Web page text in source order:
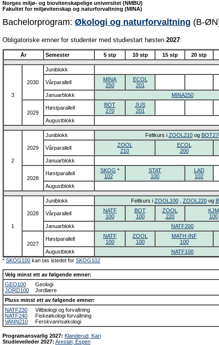
Norges miljø- og biovitenskapelige universitet (NMBU)
Fakultet for miljøvitenskap og naturforvaltning (MINA)
Bachelorprogram: Økologi og naturforvaltning (B-
Obligatoriske emner for studenter med studiestart høsten 2027:
År Semester 5 stp 10 stp 15 stp 20 stp
3
2030
Juniblokk
Vårparallell
MINA
250
ECOL
201
Januarblokk
MINA250
2029
Høstparallell
BOT
270
JUS
201
Augustblokk
2
2029
Juniblokk Feltkurs i ZOOL210og
Vårparallell
ZOOL
210
ECOL
200
Januarblokk
2028
Høstparallell SKOG *
102
STAT
100
LAD
102
Augustblokk
1
2028
Juniblokk Feltkurs i ZOOL100, ZOOL220og
Vårparallell
NATF
100
BOT
100
ZOOL
220
KJM
100
Januarblokk
NATF200
2027
Høstparallell
NATF
100
ZOOL
100
MATH-INF
100
Augustblokk
NATF100
* SKOG100 kan tas istedet for SKOG102
Velg minst ett av følgende emner:
GEO100
Geologi
JORD100
Jordlære
Pluss minst ett av følgende emner:
NATF230
Viltbiologi og forvaltning
NATF240
Fiskeøkologi forvaltning
VANN210
Ferskvannsøkologi
Programansvarlig 2027: Klanderud, Kari
Studieveileder 2027: Arestøl, Espen